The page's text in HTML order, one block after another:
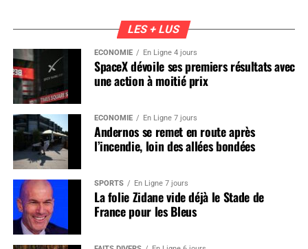
LES + LUS
ÉCONOMIE En Ligne 4 jours
SpaceX dévoile ses premiers résultats avec
une action à moitié prix
ÉCONOMIE En Ligne 7 jours
Andernos se remet en route après
l’incendie, loin des allées bondées
SPORTS En Ligne 7 jours
La folie Zidane vide déjà le Stade de
France pour les Bleus